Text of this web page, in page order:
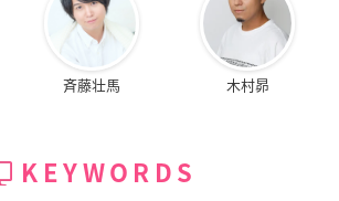
斉藤壮馬 木村昴
KEYWORDS